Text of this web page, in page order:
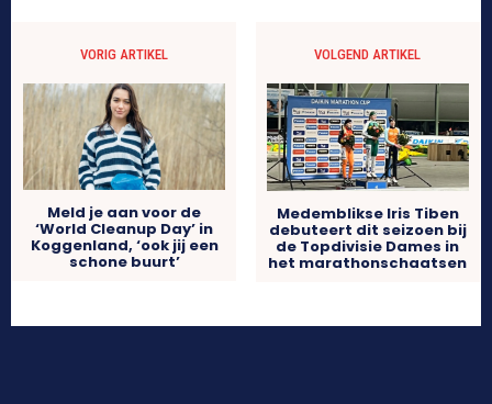
VORIG ARTIKEL
Meld je aan voor de
‘World Cleanup Day’ in
Koggenland, ‘ook jij een
schone buurt’
VOLGEND ARTIKEL
Medemblikse Iris Tiben
debuteert dit seizoen bij
de Topdivisie Dames in
het marathonschaatsen